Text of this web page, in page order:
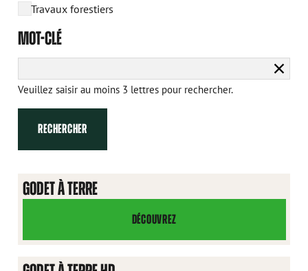
Travaux forestiers
MOT-CLÉ
la
Veuillez saisir au moins 3 lettres pour rechercher.
RECHERCHER
GODET À TERRE
DÉCOUVREZ
GODET
À